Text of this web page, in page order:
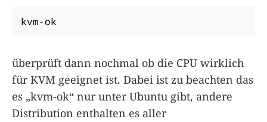
kvm-ok
überprüft dann nochmal ob die CPU wirklich
für KVM geeignet ist. Dabei ist zu beachten das
es „kvm-ok“ nur unter Ubuntu gibt, andere
Distribution enthalten es aller